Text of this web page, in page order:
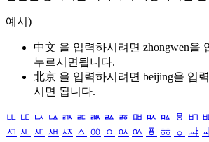
예시)
中文 을 입력하시려면 zhongwen을
누르시면됩니다.
北京 을 입력하시려면 beijing을 입
시면 됩니다.
ㅥ ㅦ ㅧ ㅨ ㅩ ㅪ ㅫ ㅬ ㅭ ㅮ ㅯ ㅰ ㅱ ㅲ
ㅺ ㅻ ㅼ ㅽ ㅾ ㅿ ㆀ ㆁ ㆂ ㆃ ㆄ ㆅ ㆆ ㆇ